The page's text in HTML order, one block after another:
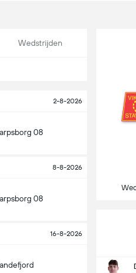
Wedstrijden
2-8-2026
08
8-8-2026
08
16-8-2026